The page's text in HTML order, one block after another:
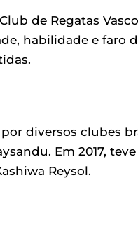
de Regatas
habilidade e faro
diversos clubes
Em 2017,
Reysol.